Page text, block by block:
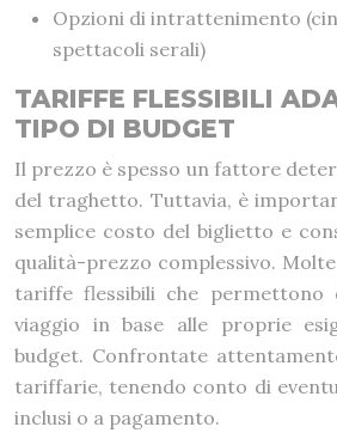
Opzioni di intrattenimento
spettacoli serali)
TARIFFE FLESSIBILI
TIPO DI BUDGET
Il prezzo è spesso un fattore
del traghetto. Tuttavia, è
semplice costo del biglietto e
qualità-prezzo complessivo.
tariffe flessibili che permettono
viaggio in base alle proprie
budget. Confrontate
tariffarie, tenendo conto di
inclusi o a pagamento.